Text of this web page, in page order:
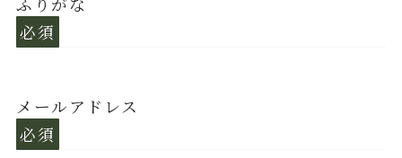
必須
メールアドレス
必須